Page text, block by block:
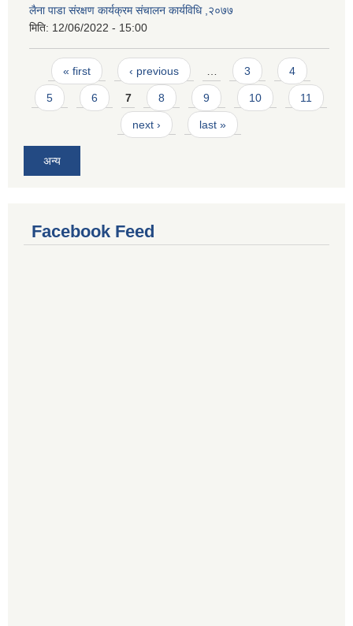
लैना पाडा संरक्षण कार्यक्रम संचालन कार्यविधि ,२०७७
मिति: 12/06/2022 - 15:00
Pages
« first ‹ previous 3 4
5 6 7 8 9 10 11
next › last »
अन्य
Facebook Feed